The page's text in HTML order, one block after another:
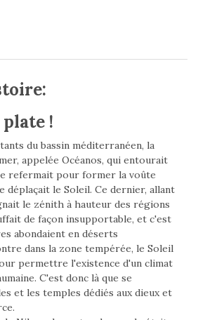
!
du bassin méditerranéen, la
appelée Océanos, qui entourait
refermait pour former la voûte
déplaçait le Soleil. Ce dernier, allant
le zénith à hauteur des régions
de façon insupportable, et c'est
abondaient en déserts
dans la zone tempérée, le Soleil
permettre l'existence d'un climat
C'est donc là que se
et les temples dédiés aux dieux et